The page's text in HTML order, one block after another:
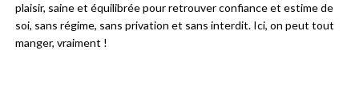
plaisir, saine et équilibrée pour retrouver confiance et estime de
soi, sans régime, sans privation et sans interdit. Ici, on peut tout
manger, vraiment !